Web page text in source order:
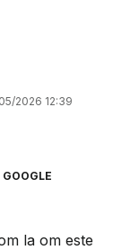
2026 12:39
la om este